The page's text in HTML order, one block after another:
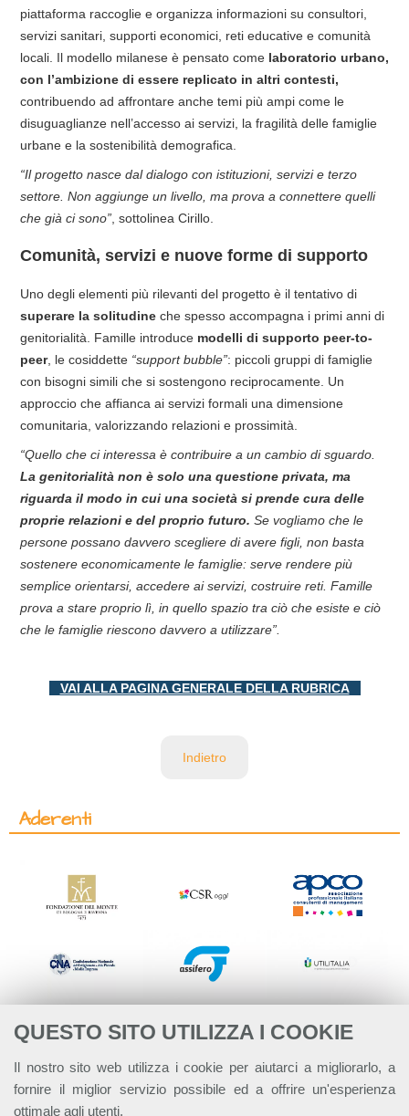
QUESTO SITO UTILIZZA I COOKIE
Il nostro sito web utilizza i cookie per aiutarci a migliorarlo, a
fornire il miglior servizio possibile ed a offrire un'esperienza
ottimale agli utenti.
piattaforma raccoglie e organizza informazioni su consultori,
servizi sanitari, supporti economici, reti educative e comunità
locali. Il modello milanese è pensato come laboratorio urbano,
con l’ambizione di essere replicato in altri contesti,
contribuendo ad affrontare anche temi più ampi come le
disuguaglianze nell’accesso ai servizi, la fragilità delle famiglie
urbane e la sostenibilità demografica.
“Il progetto nasce dal dialogo con istituzioni, servizi e terzo
settore. Non aggiunge un livello, ma prova a connettere quelli
che già ci sono” , sottolinea Cirillo.
Comunità, servizi e nuove forme di supporto
Uno degli elementi più rilevanti del progetto è il tentativo di
superare la solitudine che spesso accompagna i primi anni di
genitorialità. Famille introduce modelli di supporto peer-to-
peer, le cosiddette “support bubble”: piccoli gruppi di famiglie
con bisogni simili che si sostengono reciprocamente. Un
approccio che affianca ai servizi formali una dimensione
comunitaria, valorizzando relazioni e prossimità.
“Quello che ci interessa è contribuire a un cambio di sguardo.
La genitorialità non è solo una questione privata, ma
riguarda il modo in cui una società si prende cura delle
proprie relazioni e del proprio futuro. Se vogliamo che le
persone possano davvero scegliere di avere figli, non basta
sostenere economicamente le famiglie: serve rendere più
semplice orientarsi, accedere ai servizi, costruire reti. Famille
prova a stare proprio lì, in quello spazio tra ciò che esiste e ciò
che le famiglie riescono davvero a utilizzare”.
VAI ALLA PAGINA GENERALE DELLA RUBRICA
Indietro
Aderenti